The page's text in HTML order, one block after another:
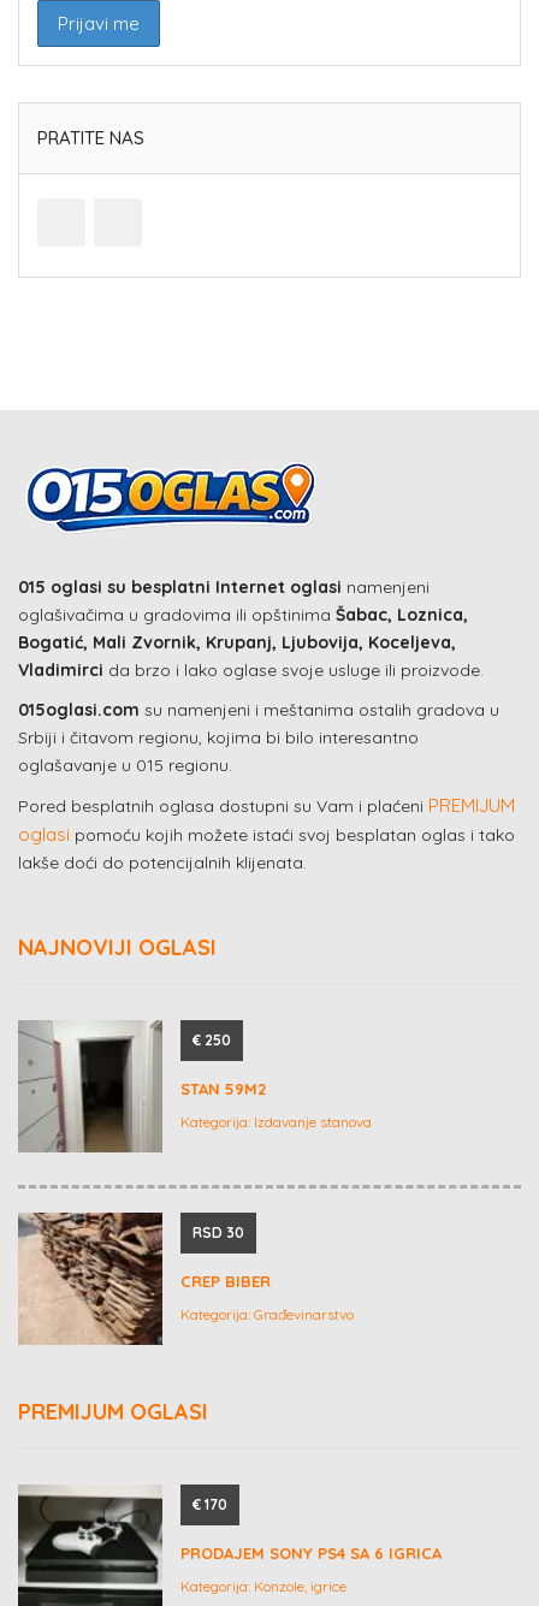
PRATITE NAS
015 oglasi su besplatni Internet oglasi namenjeni
oglašivačima u gradovima ili opštinima Šabac, Loznica,
Bogatić, Mali Zvornik, Krupanj, Ljubovija, Koceljeva,
Vladimirci da brzo i lako oglase svoje usluge ili proizvode.
015oglasi.com su namenjeni i meštanima ostalih gradova u
Srbiji i čitavom regionu, kojima bi bilo interesantno
oglašavanje u 015 regionu.
Pored besplatnih oglasa dostupni su Vam i plaćeni PREMIJUM
oglasi pomoću kojih možete istaći svoj besplatan oglas i tako
lakše doći do potencijalnih klijenata.
NAJNOVIJI OGLASI
€ 250
STAN 59M2
Kategorija: Izdavanje stanova
RSD 30
CREP BIBER
Kategorija: Građevinarstvo
PREMIJUM OGLASI
€ 170
PRODAJEM SONY PS4 SA 6 IGRICA
Kategorija: Konzole, igrice